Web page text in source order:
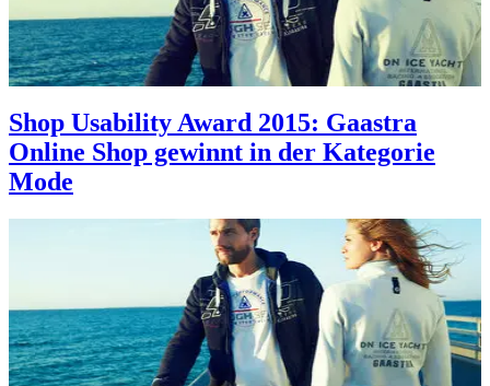
Shop Usability Award 2015: Gaastra
Online Shop gewinnt in der Kategorie
Mode